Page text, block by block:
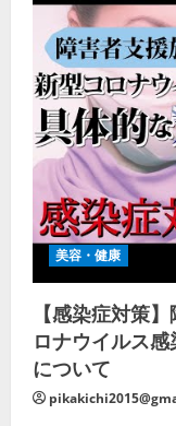
美容・健康
【感染症対策
ロナウイルス
について